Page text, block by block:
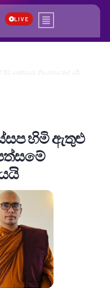
LIVE
රිට් පෙත්සමේ නියෝගය කල් යයි
හිමි ඇතුළු